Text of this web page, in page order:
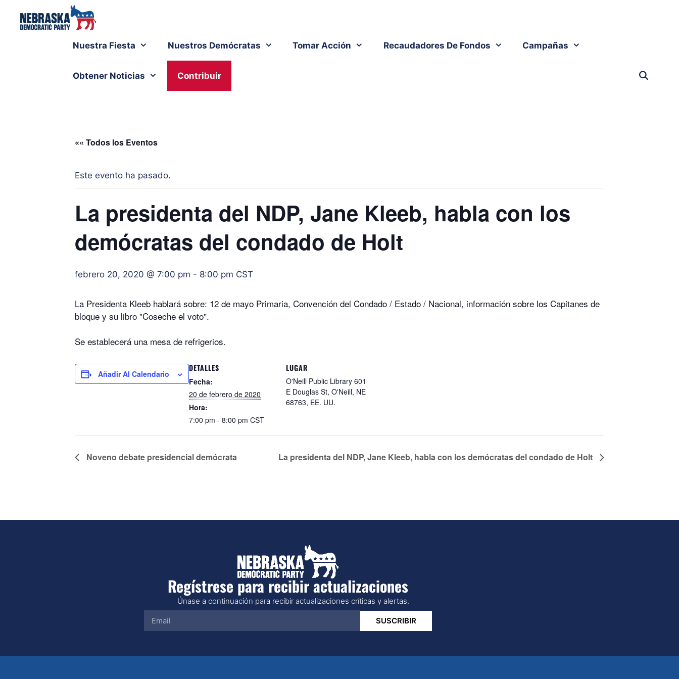
Nuestra Fiesta Nuestros Demócratas Tomar Acción Recaudadores De Fondos Campañas
Obtener Noticias Contribuir
«« Todos los Eventos
Este evento ha pasado.
La presidenta del NDP, Jane Kleeb, habla con los
demócratas del condado de Holt
febrero 20, 2020 @ 7:00 pm - 8:00 pm CST
La Presidenta Kleeb hablará sobre: 12 de mayo Primaria, Convención del Condado / Estado / Nacional, información sobre los Capitanes de
bloque y su libro "Coseche el voto".
Se establecerá una mesa de refrigerios.
Añadir Al Calendario
DETALLES
Fecha:
20 de febrero de 2020
Hora:
7:00 pm - 8:00 pm CST
LUGAR
O'Neill Public Library 601
E Douglas St, O'Neill, NE
68763, EE. UU.
Noveno debate presidencial demócrata La presidenta del NDP, Jane Kleeb, habla con los demócratas del condado de Holt
Regístrese para recibir actualizaciones
Únase a continuación para recibir actualizaciones críticas y alertas.
SUSCRIBIR